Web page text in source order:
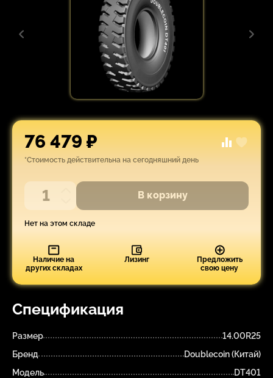
Спецификация
Размер
14.00R25
Бренд
Doublecoin (Китай)
Модель
DT401
76 479 ₽
*Стоимость действительна на сегодняшний день
В корзину
Нет на этом складе
Наличие на
других складах
Лизинг
Предложить
свою цену